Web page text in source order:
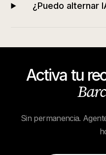
¿Puedo alternar
Activa tu
Sin permanencia.